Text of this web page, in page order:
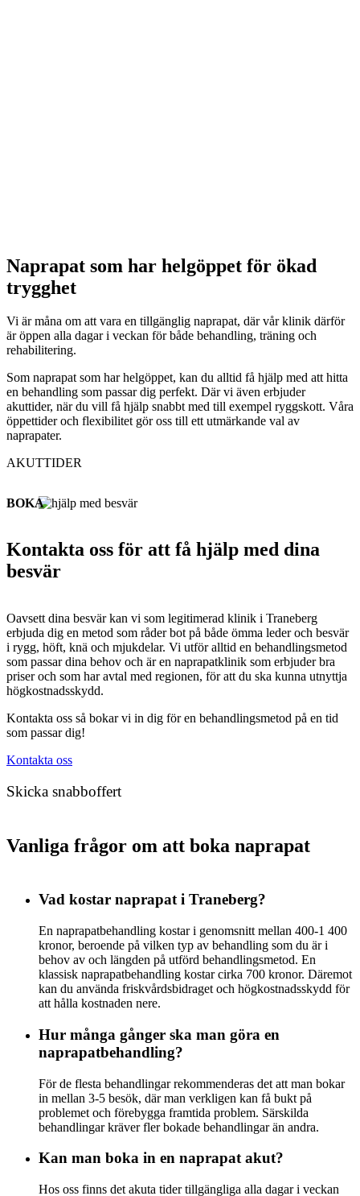
Naprapat som har helgöppet för ökad
trygghet
Vi är måna om att vara en tillgänglig naprapat, där vår klinik därför
är öppen alla dagar i veckan för både behandling, träning och
rehabilitering.
Som naprapat som har helgöppet, kan du alltid få hjälp med att hitta
en behandling som passar dig perfekt. Där vi även erbjuder
akuttider, när du vill få hjälp snabbt med till exempel ryggskott. Våra
öppettider och flexibilitet gör oss till ett utmärkande val av
naprapater.
AKUTTIDER
Kontakta oss för att få hjälp med dina
besvär
Oavsett dina besvär kan vi som legitimerad klinik i Traneberg
erbjuda dig en metod som råder bot på både ömma leder och besvär
i rygg, höft, knä och mjukdelar. Vi utför alltid en behandlingsmetod
som passar dina behov och är en naprapatklinik som erbjuder bra
priser och som har avtal med regionen, för att du ska kunna utnyttja
högkostnadsskydd.
Kontakta oss så bokar vi in dig för en behandlingsmetod på en tid
som passar dig!
BOKA
Kontakta oss
Skicka snabboffert
Vanliga frågor om att boka naprapat
Vad kostar naprapat i Traneberg?
En naprapatbehandling kostar i genomsnitt mellan 400-1 400
kronor, beroende på vilken typ av behandling som du är i
behov av och längden på utförd behandlingsmetod. En
klassisk naprapatbehandling kostar cirka 700 kronor. Däremot
kan du använda friskvårdsbidraget och högkostnadsskydd för
att hålla kostnaden nere.
Hur många gånger ska man göra en
naprapatbehandling?
För de flesta behandlingar rekommenderas det att man bokar
in mellan 3-5 besök, där man verkligen kan få bukt på
problemet och förebygga framtida problem. Särskilda
behandlingar kräver fler bokade behandlingar än andra.
Kan man boka in en naprapat akut?
Hos oss finns det akuta tider tillgängliga alla dagar i veckan